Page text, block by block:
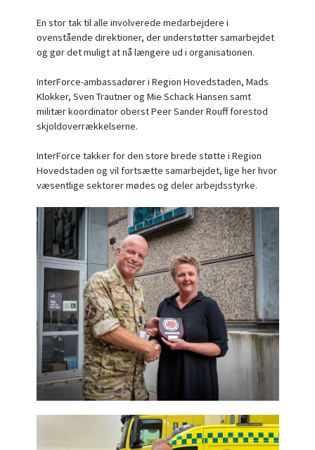
En stor tak til alle involverede medarbejdere i
ovenstående direktioner, der understøtter samarbejdet
og gør det muligt at nå længere ud i organisationen.
InterForce-ambassadører i Region Hovedstaden, Mads
Klokker, Sven Trautner og Mie Schack Hansen samt
militær koordinator oberst Peer Sander Rouff forestod
skjoldoverrækkelserne.
InterForce takker for den store brede støtte i Region
Hovedstaden og vil fortsætte samarbejdet, lige her hvor
væsentlige sektorer mødes og deler arbejdsstyrke.